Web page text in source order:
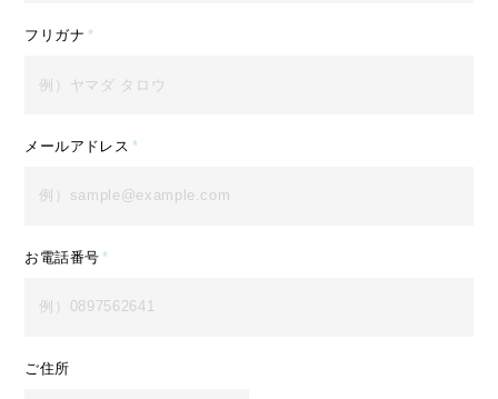
フリガナ *
メールアドレス *
お電話番号 *
ご住所